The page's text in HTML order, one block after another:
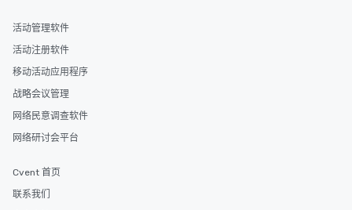
活动管理软件
活动注册软件
移动活动应用程序
战略会议管理
网络民意调查软件
网络研讨会平台
Cvent 首页
联系我们